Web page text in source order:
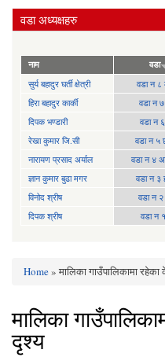
वडा अध्यक्षहरु
नाम वडा
सुर्य बहादुर घर्ती क्षेत्री वडा न ८
हिरा बहादुर कार्की
वडा न
दिपक भण्डारी
वडा न
रेखा कुमार जि.सी
वडा न ५
नारायण प्रसाद अर्याल
वडा न‍ ४
ज्ञान कुमार बुढा मगर
वडा न ३
विनोद श्रीष
वडा न २
दिपक श्रीष
वडा न
Home» मालिका गाउँपालिकामा
मालिका
दृश्य